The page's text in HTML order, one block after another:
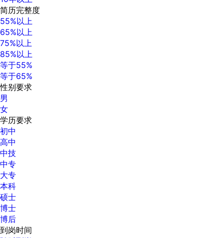
简历完整度
55%以上
65%以上
75%以上
85%以上
等于55%
等于65%
性别要求
男
女
学历要求
初中
高中
中技
中专
大专
本科
硕士
博士
博后
到岗时间